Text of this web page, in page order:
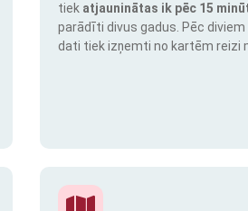
tiek atjauninātas ik pēc 15
parādīti divus gadus. Pēc diviem
dati tiek izņemti no kartēm reizi